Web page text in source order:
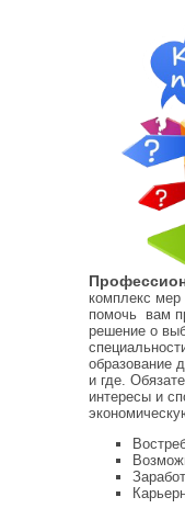
комплекс
помочь вам
решение о
образование
и где.
интересы и